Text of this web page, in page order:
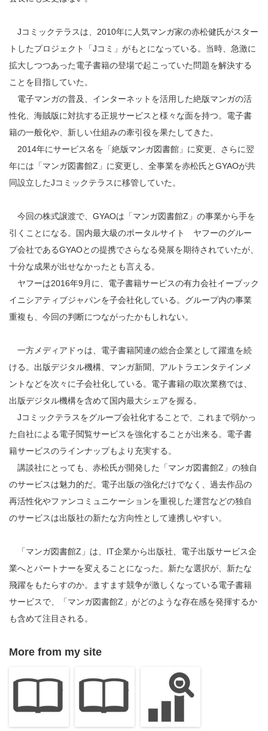
Jコミックテラスは、2010年に人気マンガ家の赤松健氏がスター
トしたプロジェクト「Jコミ」がもとになっている。当時、急激に
拡大しつつあった電子書籍の登場で起こっていた問題を解決する
ことを目指していた。
電子マンガの普及、インターネットを活用した絶版マンガの活
性化、海賊版に対抗する正規サービスと様々な面を持つ。電子書
籍の一般化や、新しい仕組みの牽引役を果たしてきた。
2014年にサービス名を「絶版マンガ図書館」に変更、さらに翌
年には「マンガ図書館Z」に変更し、全事業を赤松氏とGYAOが共
同設立したJコミックテラスに移管していた。
今回の株式譲渡で、GYAOは「マンガ図書館Z」の事業から手を
引くことになる。国内最大級のポータルサイト ヤフーのグルー
プ会社であるGYAOとの提携でさらなる発展を期待されていたが、
十分な成果が出せなかったとも言える。
ヤフーは2016年9月に、電子書籍サービスの有力会社イーブック
イニシアティブジャパンを子会社化している。グループ内の事業
重複も、今回の判断につながったかもしれない。
一方メディアドゥは、電子書籍関連の総合企業として躍進を続
ける。出版デジタル機構、マンガ新聞、アルトラエンタテインメ
ントなどを次々に子会社化している。電子書籍の取次業務では、
出版デジタル機構を含めて国内最大シェアを握る。
Jコミックテラスをグループ会社化することで、これまで弱かっ
た自社による電子閲覧サービスを強化することが出来る。電子書
籍サービスのラインナップもより充実する。
講談社にとっても、赤松氏が開発した「マンガ図書館Z」の独自
のサービスは魅力的だ。電子出版の強化だけでなく、過去作品の
再活性化やファンコミュニケーションを重視した運営などの独自
のサービスは出版社の新たな方向性として連携しやすい。
「マンガ図書館Z」は、IT企業から出版社、電子出版サービス企
業へとパートナーを変えることになった。新たな選択が、新たな
飛躍をもたらすのか。ますます競争が激しくなっている電子書籍
サービスで、「マンガ図書館Z」がどのような存在感を発揮するか
も含めて注目される。
More from my site